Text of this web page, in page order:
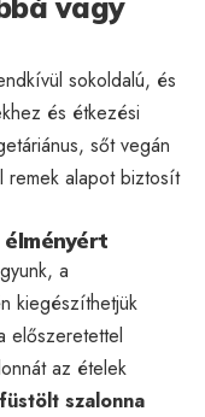
sokoldalú, és
és étkezési
sőt vegán
remek alapot biztosít
élményért
a
kiegészíthetjük
előszeretettel
az ételek
füstölt szalonna